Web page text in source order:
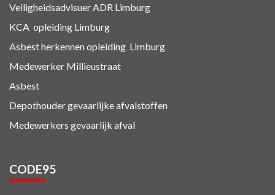
Veiligheidsadvisuer ADR Limburg
KCA opleiding Limburg
Asbest herkennenopleiding Limburg
Medewerker Millieustraat
Asbest
Depothouder gevaarlijke afvalstoffen
Medewerkers gevaarlijk afval
CODE95